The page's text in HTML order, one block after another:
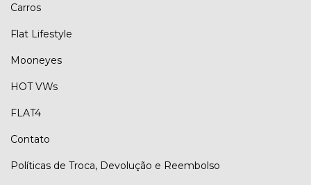
Carros
Flat Lifestyle
Mooneyes
HOT VWs
FLAT4
Contato
Políticas de Troca, Devolução e Reembolso